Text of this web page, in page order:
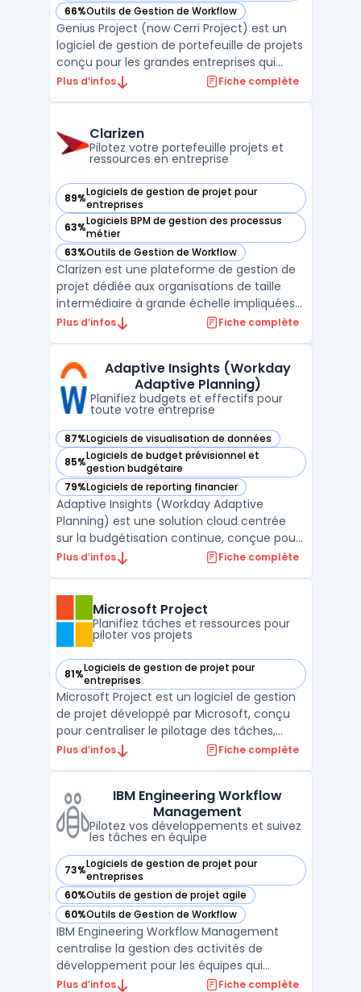
66%Outils de Gestion de Workflow
— voir Genius Project (now Cerri Project) dans cette
Genius Project (now Cerri Project) est un
logiciel de gestion de portefeuille de projets
conçu pour les grandes entreprises qui
gèrent des environnements complexes et
planification des ressources et la maîtrise
budgétai ...
Plus d’infos Fiche complète
Clarizen
Pilotez votre portefeuille projets et
ressources en entreprise
89%Logiciels de gestion de projet pour
entreprises
— voir Clarizen dans cette catégorie
63%Logiciels BPM de gestion des processus
métier
— voir Clarizen dans cette catégorie
63%Outils de Gestion de Workflow
— voir Clarizen dans cette catégorie
Clarizen est une plateforme de gestion de
projet dédiée aux organisations de taille
intermédiaire à grande échelle impliquées
dans la coordination de portefeuilles
des ressources et la visibilité sur l’état
d’avancement ...
Plus d’infos Fiche complète
Adaptive Insights (Workday
Adaptive Planning)
Planifiez budgets et effectifs pour
toute votre entreprise
87%Logiciels de visualisation de données
— voir Adaptive Insights (Workday Adaptive Planning)
85%Logiciels de budget prévisionnel et
gestion budgétaire
— voir Adaptive Insights (Workday Adaptive Planning)
79%Logiciels de reporting financier
— voir Adaptive Insights (Workday Adaptive Planning)
Adaptive Insights (Workday Adaptive
Planning) est une solution cloud centrée
sur la budgétisation continue, conçue pour
les équipes financières, RH et
entreprises confrontées à la multiplication
des données et à la n ...
Plus d’infos Fiche complète
Microsoft Project
Planifiez tâches et ressources pour
piloter vos projets
81%Logiciels de gestion de projet pour
entreprises
— voir Microsoft Project dans cette catégorie
Microsoft Project est un logiciel de gestion
de projet développé par Microsoft, conçu
pour centraliser le pilotage des tâches,
ressources et budgets en entreprise. Les
plateforme pour visualiser l’avancement
des act ...
Plus d’infos Fiche complète
IBM Engineering Workflow
Management
Pilotez vos développements et suivez
les tâches en équipe
73%Logiciels de gestion de projet pour
entreprises
— voir IBM Engineering Workflow Management dans cette
60%Outils de gestion de projet agile
— voir IBM Engineering Workflow Management dans cette
60%Outils de Gestion de Workflow
— voir IBM Engineering Workflow Management dans cette
IBM Engineering Workflow Management
centralise la gestion des activités de
développement pour les équipes qui
organisent les livrables, suivent les
Plus d’infos Fiche complète